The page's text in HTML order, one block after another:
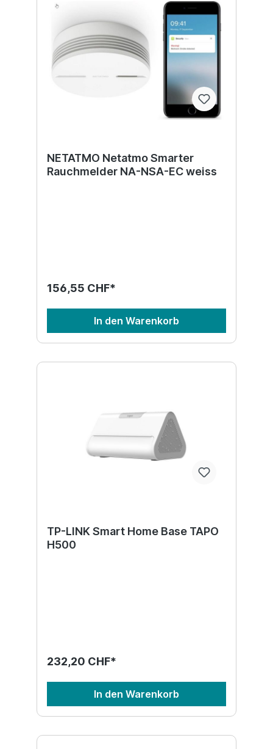
NETATMO Netatmo Smarter
Rauchmelder NA-NSA-EC weiss
156,55 CHF*
In den Warenkorb
TP-LINK Smart Home Base TAPO
H500
232,20 CHF*
In den Warenkorb